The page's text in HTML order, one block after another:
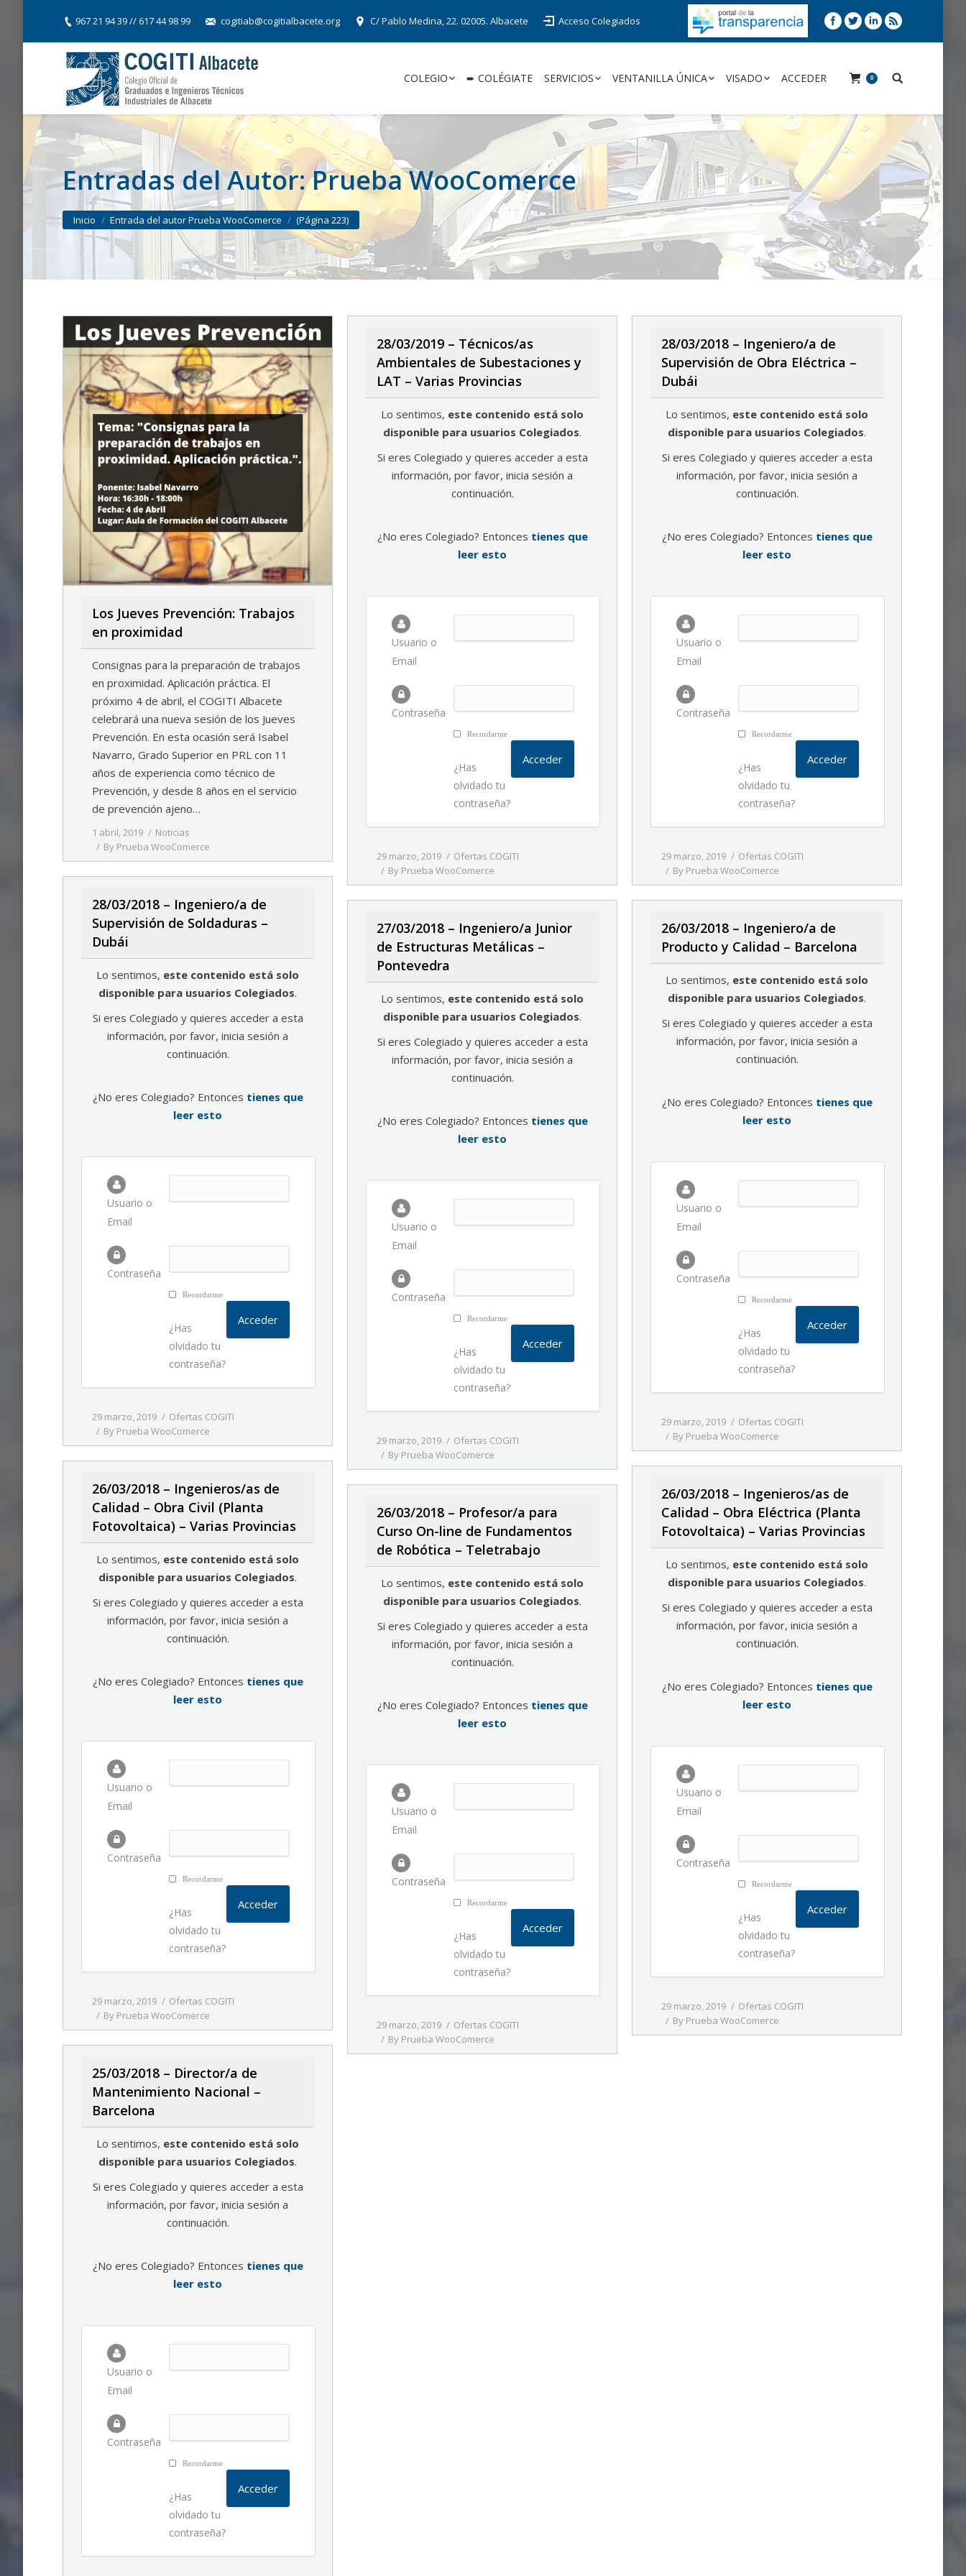
967 21 94 39 // 617 44 98 99 cogitiab@cogitialbacete.org C/ Pablo Medina, 22. 02005. Albacete Acceso Colegiados
COLEGIO ➨ COLÉGIATE SERVICIOS VENTANILLA ÚNICA VISADO ACCEDER 0
Entradas del Autor:Prueba WooComerce
You are here:
Inicio Entrada del autor Prueba WooComerce (Página 223)
Los Jueves Prevención: Trabajos
en proximidad
Consignas para la preparación de trabajos
en proximidad. Aplicación práctica. El
próximo 4 de abril, el COGITI Albacete
celebrará una nueva sesión de los Jueves
Prevención. En esta ocasión será Isabel
Navarro, Grado Superior en PRL con 11
años de experiencia como técnico de
Prevención, y desde 8 años en el servicio
de prevención ajeno…
1 abril, 2019
Noticias
By Prueba WooComerce
28/03/2019 – Técnicos/as
Ambientales de Subestaciones y
LAT – Varias Provincias
Lo sentimos, este contenido está solo
disponible para usuarios Colegiados.
Si eres Colegiado y quieres acceder a esta
información, por favor, inicia sesión a
continuación.
¿No eres Colegiado? Entonces tienes que
leer esto
Usuario o
Email
Contraseña
Recordarme
¿Has
olvidado tu
contraseña?
29 marzo, 2019
Ofertas COGITI
By Prueba WooComerce
28/03/2018 – Ingeniero/a de
Supervisión de Obra Eléctrica –
Dubái
Lo sentimos, este contenido está solo
disponible para usuarios Colegiados.
Si eres Colegiado y quieres acceder a esta
información, por favor, inicia sesión a
continuación.
¿No eres Colegiado? Entonces tienes que
leer esto
Usuario o
Email
Contraseña
Recordarme
¿Has
olvidado tu
contraseña?
29 marzo, 2019
Ofertas COGITI
By Prueba WooComerce
28/03/2018 – Ingeniero/a de
Supervisión de Soldaduras –
Dubái
Lo sentimos, este contenido está solo
disponible para usuarios Colegiados.
Si eres Colegiado y quieres acceder a esta
información, por favor, inicia sesión a
continuación.
¿No eres Colegiado? Entonces tienes que
leer esto
Usuario o
Email
Contraseña
Recordarme
¿Has
olvidado tu
contraseña?
29 marzo, 2019
Ofertas COGITI
By Prueba WooComerce
27/03/2018 – Ingeniero/a Junior
de Estructuras Metálicas –
Pontevedra
Lo sentimos, este contenido está solo
disponible para usuarios Colegiados.
Si eres Colegiado y quieres acceder a esta
información, por favor, inicia sesión a
continuación.
¿No eres Colegiado? Entonces tienes que
leer esto
Usuario o
Email
Contraseña
Recordarme
¿Has
olvidado tu
contraseña?
29 marzo, 2019
Ofertas COGITI
By Prueba WooComerce
26/03/2018 – Ingeniero/a de
Producto y Calidad – Barcelona
Lo sentimos, este contenido está solo
disponible para usuarios Colegiados.
Si eres Colegiado y quieres acceder a esta
información, por favor, inicia sesión a
continuación.
¿No eres Colegiado? Entonces tienes que
leer esto
Usuario o
Email
Contraseña
Recordarme
¿Has
olvidado tu
contraseña?
29 marzo, 2019
Ofertas COGITI
By Prueba WooComerce
26/03/2018 – Ingenieros/as de
Calidad – Obra Civil (Planta
Fotovoltaica) – Varias Provincias
Lo sentimos, este contenido está solo
disponible para usuarios Colegiados.
Si eres Colegiado y quieres acceder a esta
información, por favor, inicia sesión a
continuación.
¿No eres Colegiado? Entonces tienes que
leer esto
Usuario o
Email
Contraseña
Recordarme
¿Has
olvidado tu
contraseña?
29 marzo, 2019
Ofertas COGITI
By Prueba WooComerce
26/03/2018 – Ingenieros/as de
Calidad – Obra Eléctrica (Planta
Fotovoltaica) – Varias Provincias
Lo sentimos, este contenido está solo
disponible para usuarios Colegiados.
Si eres Colegiado y quieres acceder a esta
información, por favor, inicia sesión a
continuación.
¿No eres Colegiado? Entonces tienes que
leer esto
Usuario o
Email
Contraseña
Recordarme
¿Has
olvidado tu
contraseña?
29 marzo, 2019
Ofertas COGITI
By Prueba WooComerce
26/03/2018 – Profesor/a para
Curso On-line de Fundamentos
de Robótica – Teletrabajo
Lo sentimos, este contenido está solo
disponible para usuarios Colegiados.
Si eres Colegiado y quieres acceder a esta
información, por favor, inicia sesión a
continuación.
¿No eres Colegiado? Entonces tienes que
leer esto
Usuario o
Email
Contraseña
Recordarme
¿Has
olvidado tu
contraseña?
29 marzo, 2019
Ofertas COGITI
By Prueba WooComerce
25/03/2018 – Director/a de
Mantenimiento Nacional –
Barcelona
Lo sentimos, este contenido está solo
disponible para usuarios Colegiados.
Si eres Colegiado y quieres acceder a esta
información, por favor, inicia sesión a
continuación.
¿No eres Colegiado? Entonces tienes que
leer esto
Usuario o
Email
Contraseña
Recordarme
¿Has
olvidado tu
contraseña?